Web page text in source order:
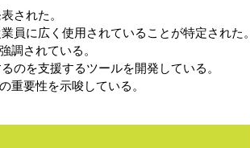
された。
員に広く使用されていることが特定された。
調されている。
のを支援するツールを開発している。
重要性を示唆している。